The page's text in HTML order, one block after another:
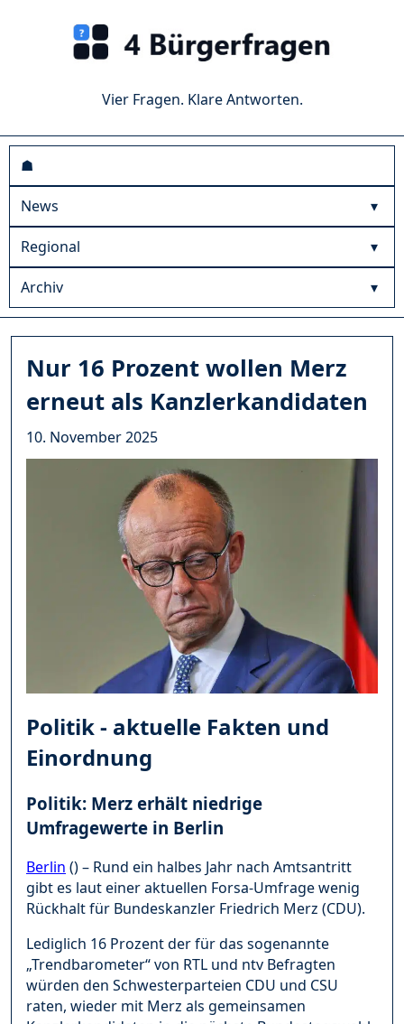
Vier Fragen. Klare Antworten.
☗
News
Regional
Archiv
Nur 16 Prozent wollen Merz
erneut als Kanzlerkandidaten
10. November 2025
Politik - aktuelle Fakten und
Einordnung
Politik: Merz erhält niedrige
Umfragewerte in Berlin
Berlin () – Rund ein halbes Jahr nach Amtsantritt
gibt es laut einer aktuellen Forsa-Umfrage wenig
Rückhalt für Bundeskanzler Friedrich Merz (CDU).
Lediglich 16 Prozent der für das sogenannte
„Trendbarometer“ von RTL und ntv Befragten
würden den Schwesterparteien CDU und CSU
raten, wieder mit Merz als gemeinsamen